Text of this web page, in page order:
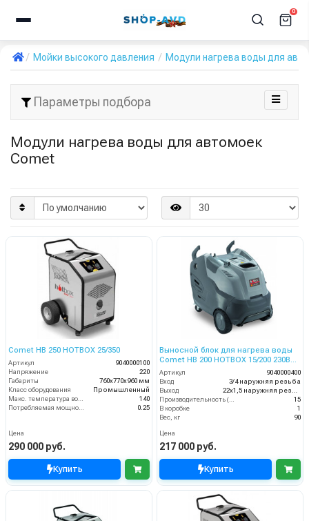
0
Мойки высокого давления Модули нагрева воды для
Параметры подбора
Модули нагрева воды для автомоек
Comet
Comet HB 250 HOTBOX 25/350
Артикул
9040000100
Напряжение
220
Габариты
760х770х960 мм
Класс оборудования
Промышленный
140
0.25
Цена
290 000 руб.
Купить
Выносной блок для нагрева воды
Comet HB 200 HOTBOX 15/200 230В
50Гц
Артикул
9040000400
Вход
3/4 наружняя резьба
Выход
15
В коробке
1
Вес, кг
90
Цена
217 000 руб.
Купить